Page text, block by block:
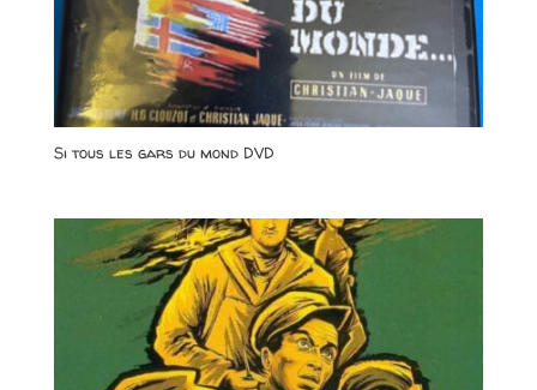
Si tous les gars du mond DVD